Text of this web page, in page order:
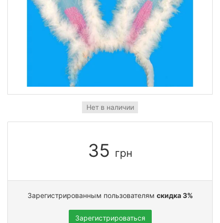
Нет в наличии
35 грн
Зарегистрированным пользователям скидка 3%
Зарегистрироваться